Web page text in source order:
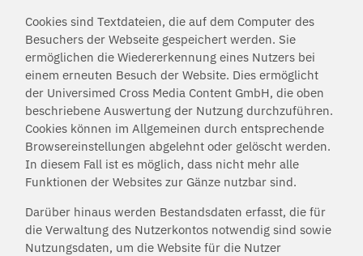
Cookies sind Textdateien, die auf dem Computer des
Besuchers der Webseite gespeichert werden. Sie
ermöglichen die Wiedererkennung eines Nutzers bei
einem erneuten Besuch der Website. Dies ermöglicht
der Universimed Cross Media Content GmbH, die oben
beschriebene Auswertung der Nutzung durchzuführen.
Cookies können im Allgemeinen durch entsprechende
Browsereinstellungen abgelehnt oder gelöscht werden.
In diesem Fall ist es möglich, dass nicht mehr alle
Funktionen der Websites zur Gänze nutzbar sind.
Darüber hinaus werden Bestandsdaten erfasst, die für
die Verwaltung des Nutzerkontos notwendig sind sowie
Nutzungsdaten, um die Website für die Nutzer